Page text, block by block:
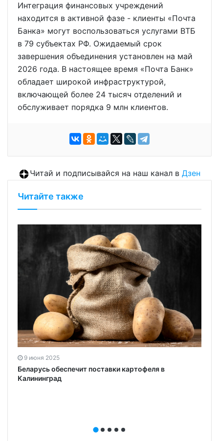
Интеграция финансовых учреждений
находится в активной фазе - клиенты «Почта
Банка» могут воспользоваться услугами ВТБ
в 79 субъектах РФ. Ожидаемый срок
завершения объединения установлен на май
2026 года. В настоящее время «Почта Банк»
обладает широкой инфраструктурой,
включающей более 24 тысяч отделений и
обслуживает порядка 9 млн клиентов.
Читай и подписывайся на наш канал в Дзен
Читайте также
9 июня 2025
Беларусь обеспечит поставки картофеля в
Калининград